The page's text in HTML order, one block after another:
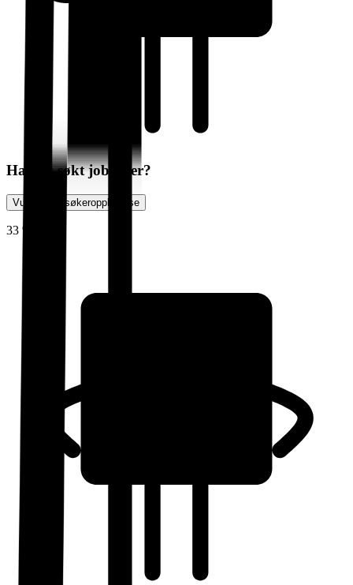
Har du søkt jobb her?
Vurder jobbsøkeropplevelse
33 %